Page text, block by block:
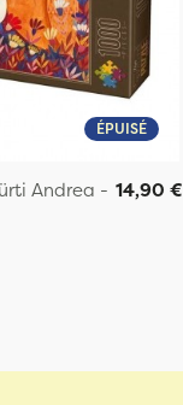
ÉPUISÉ
Andrea - 14,90 €